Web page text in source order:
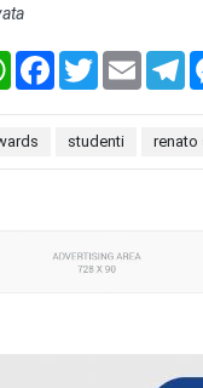
WhatsAppFacebook
TwitterEmail
studenti renato